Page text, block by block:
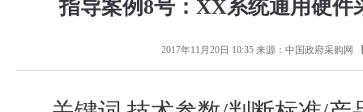
指导案例8号：XX系统通用硬件
2017年11月20日 10:35来源： 中国政府采购网